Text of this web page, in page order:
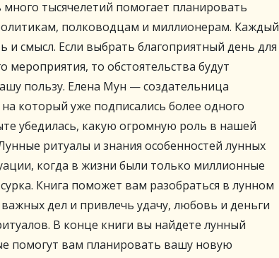
тысячелетий помогает планировать
полководцам и миллионерам. Каждый
и смысл. Если выбрать благоприятный день для
мероприятия, то обстоятельства будут
пользу. Елена Мун — создательница
который уже подписались более одного
убедилась, какую огромную роль в нашей
ритуалы и знания особенностей лунных
когда в жизни были только миллионные
Книга поможет вам разобраться в лунном
дел и привлечь удачу, любовь и деньги
В конце книги вы найдете лунный
помогут вам планировать вашу новую